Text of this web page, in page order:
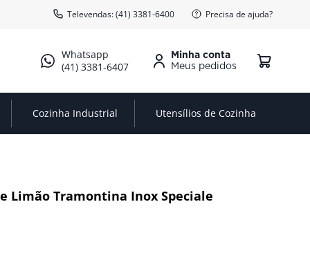
Televendas: (41) 3381-6400 Precisa de ajuda?
(41) 3381-6407
Minha conta
Cozinha Industrial Utensílios de Cozinha
Limão Tramontina Inox Speciale